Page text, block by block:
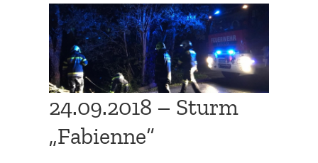
24.09.2018 – Sturm
„Fabienne“